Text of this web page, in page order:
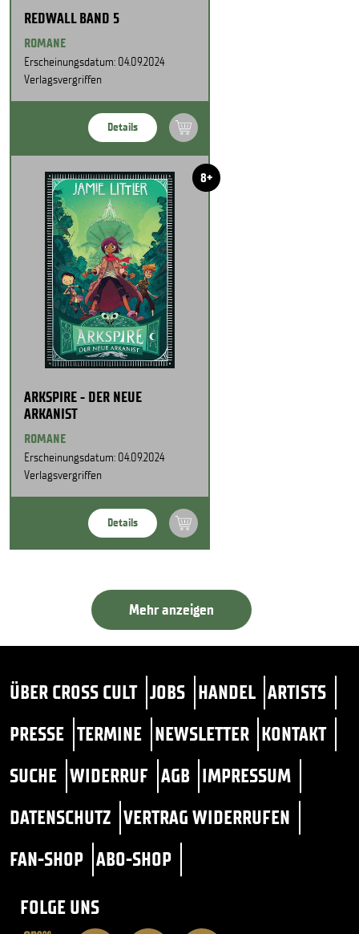
REDWALL BAND 5
ROMANE
Erscheinungsdatum: 04.09.2024
Verlagsvergriffen
Details
8+
ARKSPIRE - DER NEUE
ARKANIST
ROMANE
Erscheinungsdatum: 04.09.2024
Verlagsvergriffen
Details
Mehr anzeigen
ÜBER CROSS CULT JOBS HANDEL ARTISTS
PRESSE TERMINE NEWSLETTER KONTAKT
SUCHE WIDERRUF AGB IMPRESSUM
DATENSCHUTZ VERTRAG WIDERRUFEN
FAN-SHOP ABO-SHOP
FOLGE UNS